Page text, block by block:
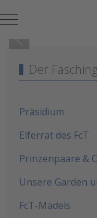
Mobile Menu Toggle
Der
Präsidium
Elferrat des FcT
Prinzenpaare &
Unsere Garden
FcT-Mädels